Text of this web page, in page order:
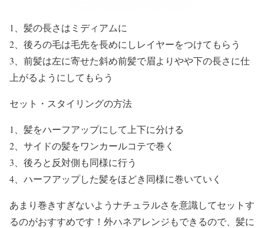
1、髪の長さはミディアムに
2、後ろの毛は毛先を長めにしレイヤーをつけてもらう
3、前髪は左に寄せた斜め前髪で眉よりやや下の長さに仕
上がるようにしてもらう
セット・スタイリングの方法
1、髪をハーフアップにして上下に分ける
2、サイドの髪をワンカールコテで巻く
3、後ろと反対側も同様に行う
4、ハーフアップした髪をほどき同様に巻いていく
あまり巻きすぎないようナチュラルさを意識してセットす
るのがおすすめです！外ハネアレンジもできるので、髪に